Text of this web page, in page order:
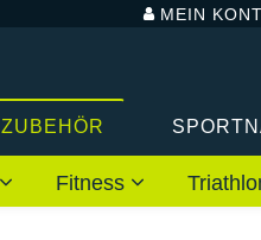
MEIN
ZUBEHÖR
Fitness